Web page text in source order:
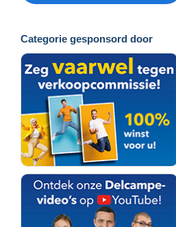
Categorie gesponsord door